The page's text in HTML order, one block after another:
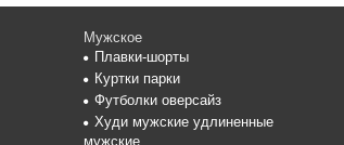
Мужское
Плавки-шорты
Куртки парки
Футболки оверсайз
Худи мужские удлиненные
мужские